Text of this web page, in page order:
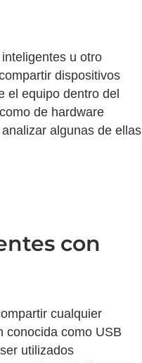
u otro
dispositivos
el equipo dentro del
de hardware
algunas de ellas
con
cualquier
conocida como USB
utilizados